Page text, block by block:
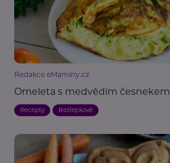
Redakce eMaminy.cz
Omeleta s medvědím česnekem
Recepty Bezlepkové